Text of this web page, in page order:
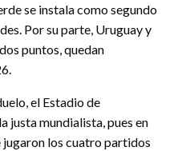
se instala como segundo
Por su parte, Uruguay y
puntos, quedan
el Estadio de
justa mundialista, pues en
los cuatro partidos